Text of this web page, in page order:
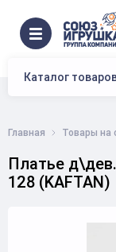
Каталог
Главная Товары на
Платье
128 (KAFTAN)